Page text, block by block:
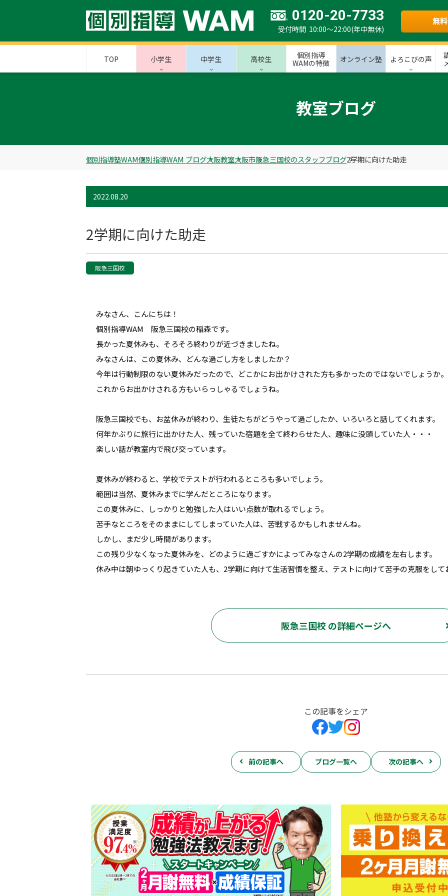
0120-20-7733
受付時間 10:00～22:00(年中無休)
無
TOP 小学生 中学生 高校生
個別指導
WAMの特徴
オンライン塾 よろこびの声
教室ブログ
個別指導塾WAM個別指導WAM ブログ大阪教室大阪市阪急三国校のスタッフブログ2学期に向けた助走
2022.08.20
2学期に向けた助走
阪急三国校
みなさん、こんにちは！
個別指導WAM 阪急三国校の稲森です。
長かった夏休みも、そろそろ終わりが近づきましたね。
みなさんは、この夏休み、どんな過ごし方をしましたか？
今年は行動制限のない夏休みだったので、どこかにお出かけされた方も多かったのではないでしょうか。
これからお出かけされる方もいらっしゃるでしょうね。
阪急三国校でも、お盆休みが終わり、生徒たちがどうやって過ごしたか、いろいろと話してくれます。
何年かぶりに旅行に出かけた人、残っていた宿題を全て終わらせた人、趣味に没頭していた人・・・
楽しい話が教室内で飛び交っています。
夏休みが終わると、学校でテストが行われるところも多いでしょう。
範囲は当然、夏休みまでに学んだところになります。
この夏休みに、しっかりと勉強した人はいい点数が取れるでしょう。
苦手なところをそのままにしてしまっていた人は、苦戦するかもしれませんね。
しかし、まだ少し時間があります。
この残り少なくなった夏休みを、どのように過ごすかによってみなさんの2学期の成績を左右します。
休み中は朝ゆっくり起きていた人も、2学期に向けて生活習慣を整え、テストに向けて苦手の克服をして
阪急三国校 の詳細ページへ
この記事をシェア
前の記事へ ブログ一覧へ 次の記事へ